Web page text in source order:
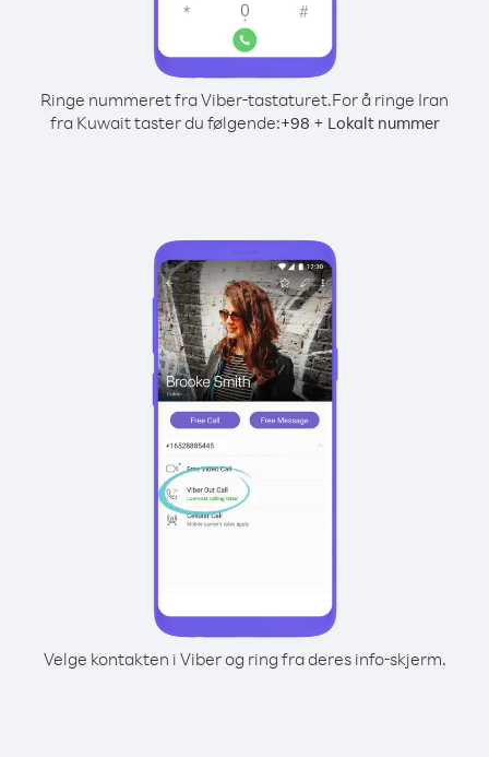
Ringe nummeret fra Viber-tastaturet.For å ringe Iran
fra Kuwait taster du følgende:+98 + Lokalt nummer
Velge kontakten i Viber og ring fra deres info-skjerm.